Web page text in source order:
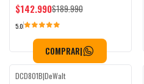
$142.990$189.990
5.0
COMPRAR|
-20%OFF
DCD801B|DeWalt